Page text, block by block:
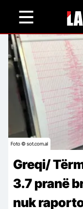
content
Foto © sot.com.al
Greqi/
3.7 pranë
nuk